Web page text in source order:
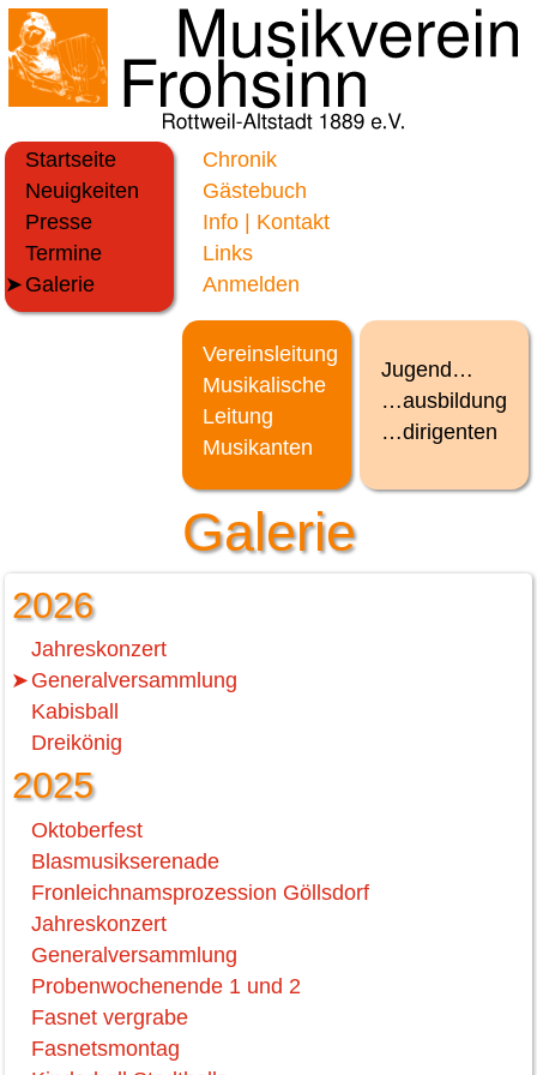
Startseite
Neuigkeiten
Presse
Termine
Galerie
Chronik
Gästebuch
Info | Kontakt
Links
Anmelden
Vereinsleitung
Musikalische
Leitung
Musikanten
Jugend…
…ausbildung
…dirigenten
Galerie
2026
Jahreskonzert
Generalversammlung
Kabisball
Dreikönig
2025
Oktoberfest
Blasmusikserenade
Fronleichnamsprozession Göllsdorf
Jahreskonzert
Generalversammlung
Probenwochenende 1 und 2
Fasnet vergrabe
Fasnetsmontag